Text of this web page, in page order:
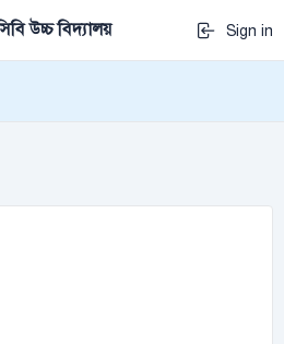
উচ্চ বিদ্যালয় Sign in